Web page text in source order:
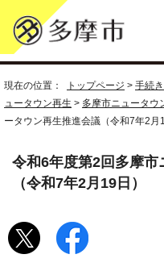
現在の位置： トップページ > 手続
ュータウン再生 > 多摩市ニュータウ
ータウン再生推進会議（令和7年2月
令和6年度第2回多摩
（令和7年2月19日）